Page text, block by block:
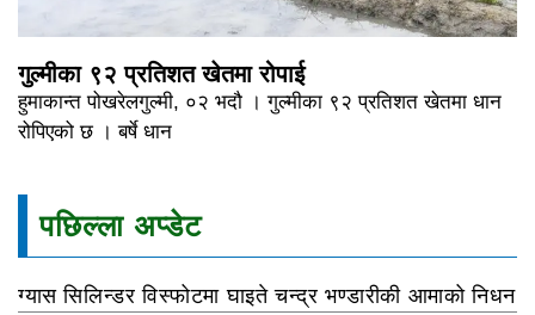
गुल्मीका ९२ प्रतिशत खेतमा रोपाई
हुमाकान्त पोखरेलगुल्मी, ०२ भदौ । गुल्मीका ९२ प्रतिशत खेतमा धान
रोपिएको छ । बर्षे धान
पछिल्ला अप्डेट
ग्यास सिलिन्डर विस्फोटमा घाइते चन्द्र भण्डारीकी आमाको निधन